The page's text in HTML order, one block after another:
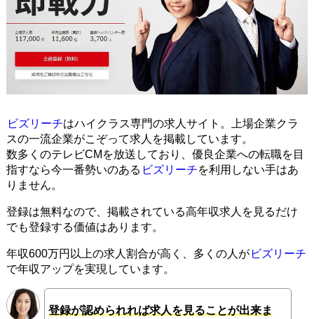
ビズリーチはハイクラス専門の求人サイト。上場企業クラ
スの一流企業がこぞって求人を掲載しています。
数多くのテレビCMを放送しており、優良企業への転職を目
指すなら今一番勢いのある ビズリーチを利用しない手はあ
りません。
登録は無料なので、掲載されている高年収求人を見るだけ
でも登録する価値はあります。
年収600万円以上の求人割合が高く、多くの人が ビズリーチ
で年収アップを実現しています。
登録が認められれば求人を見ることが出来ま